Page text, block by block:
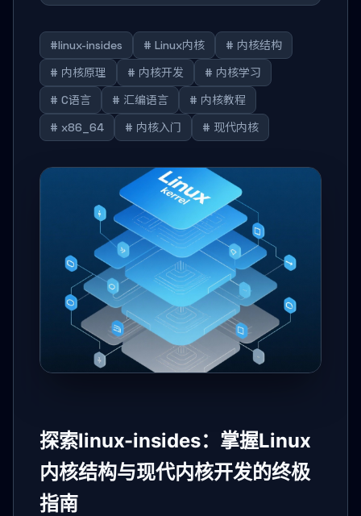
#linux-insides # Linux内核
# 内核结构
# 内核原理
# 内核开发
# 内核学习
# C语言
# 汇编语言
# 内核教程
# x86_64
# 内核入门 # 现代内核
探索linux-insides：掌握Linux
内核结构与现代内核开发的终极
指南